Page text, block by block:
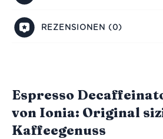
REZENSIONEN (0)
Espresso
von Ionia: Original
Kaffeegenuss